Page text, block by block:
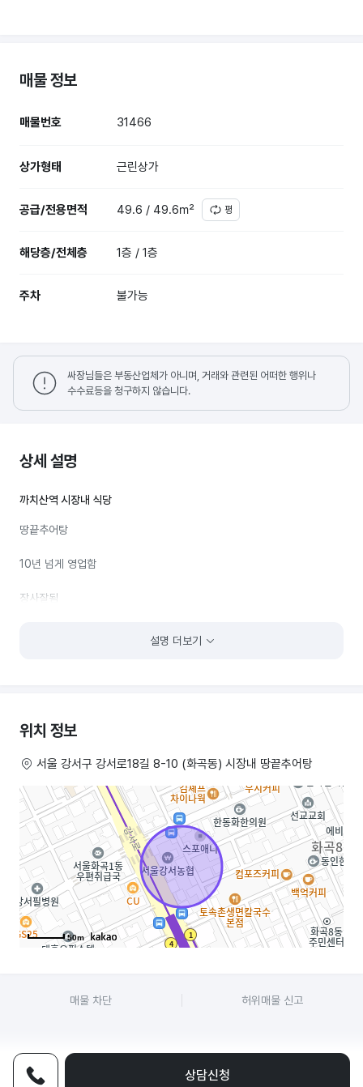
매물 정보
매물번호 31466
상가형태 근린상가
공급/전용면적 49.6 / 49.6㎡ 평
해당층/전체층 1층 / 1층
주차 불가능
싸장님들은 부동산업체가 아니며, 거래와 관련된 어떠한 행위나
수수료등을 청구하지 않습니다.
상세 설명
까치산역 시장내 식당
땅끝추어탕
10년 넘게 영업함
장사잘됨
설명 더보기
위치 정보
서울 강서구 강서로18길 8-10 (화곡동) 시장내 땅끝추어탕
50m
매물 차단 허위매물 신고
전화상담 상담신청